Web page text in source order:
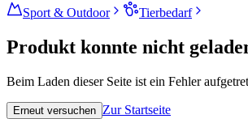
Sport & Outdoor
Tierbedarf
Produkt konnte nicht
Beim Laden dieser Seite ist ein Fehler
Erneut versuchen Zur Startseite